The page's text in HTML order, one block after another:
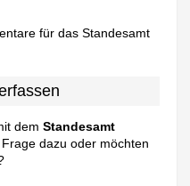
für das Standesamt
demStandesamt
dazu oder möchten